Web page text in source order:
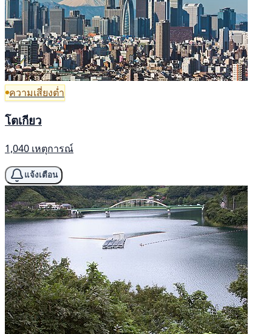
ความเสี่ยงต่ำ
โตเกียว
1,040 เหตุการณ์
แจ้งเตือน